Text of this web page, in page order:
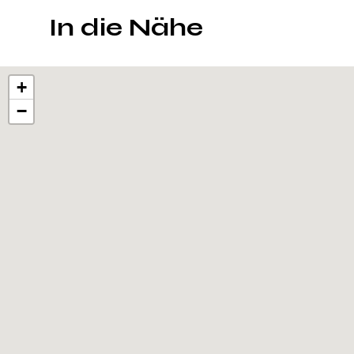
In die Nähe
+
−